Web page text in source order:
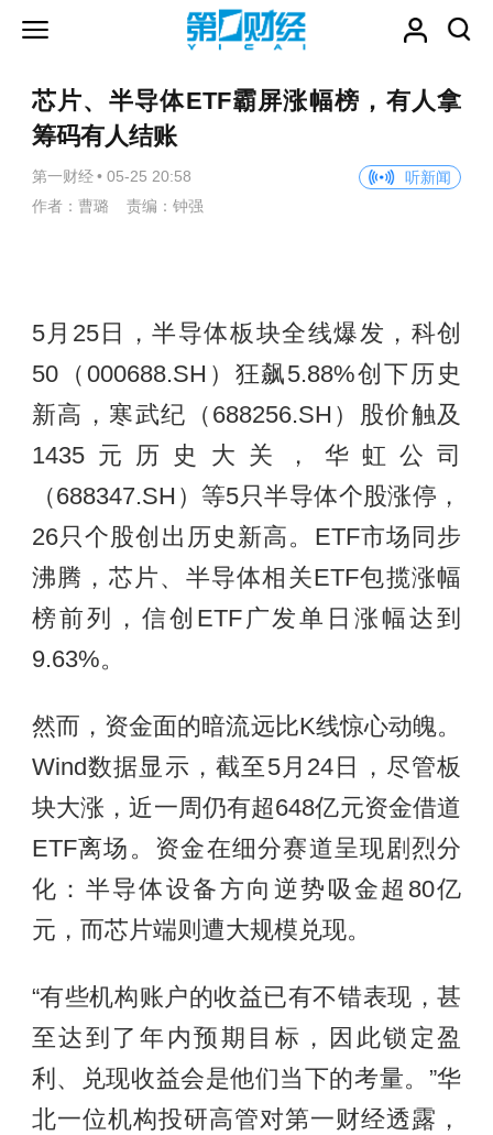
芯片、半导体ETF霸屏涨幅榜，有人拿
筹码有人结账
第一财经 • 05-25 20:58
听新闻
作者：曹璐 责编：钟强
5月25日，半导体板块全线爆发，科创
50（000688.SH）狂飙5.88%创下历史
新高，寒武纪（688256.SH）股价触及
1435元历史大关，华虹公司
（688347.SH）等5只半导体个股涨停，
26只个股创出历史新高。ETF市场同步
沸腾，芯片、半导体相关ETF包揽涨幅
榜前列，信创ETF广发单日涨幅达到
9.63%。
然而，资金面的暗流远比K线惊心动魄。
Wind数据显示，截至5月24日，尽管板
块大涨，近一周仍有超648亿元资金借道
ETF离场。资金在细分赛道呈现剧烈分
化：半导体设备方向逆势吸金超80亿
元，而芯片端则遭大规模兑现。
“有些机构账户的收益已有不错表现，甚
至达到了年内预期目标，因此锁定盈
利、兑现收益会是他们当下的考量。”华
北一位机构投研高管对第一财经透露，